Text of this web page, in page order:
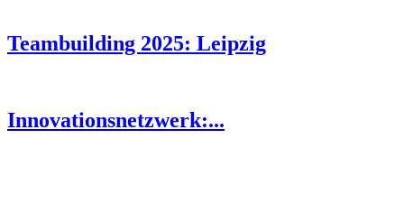
Teambuilding 2025: Leipzig
Innovationsnetzwerk:...